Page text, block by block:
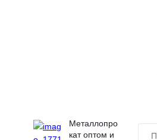
Металлопро
кат оптом и